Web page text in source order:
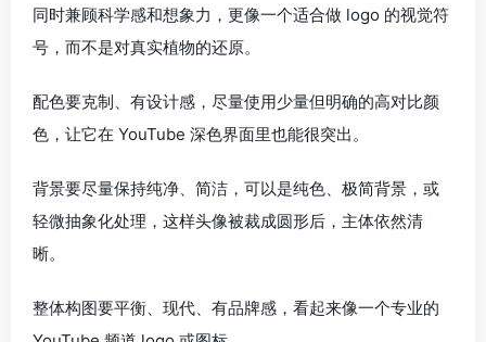
同时兼顾科学感和想象力，更像一个适合做 logo 的视觉符
号，而不是对真实植物的还原。
配色要克制、有设计感，尽量使用少量但明确的高对比颜
色，让它在 YouTube 深色界面里也能很突出。
背景要尽量保持纯净、简洁，可以是纯色、极简背景，或
轻微抽象化处理，这样头像被裁成圆形后，主体依然清
晰。
整体构图要平衡、现代、有品牌感，看起来像一个专业的